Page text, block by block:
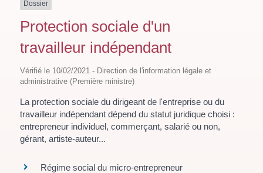
Dossier
Protection sociale d'un
travailleur indépendant
Vérifié le 10/02/2021 - Direction de l'information légale et
administrative (Première ministre)
La protection sociale du dirigeant de l'entreprise ou du
travailleur indépendant dépend du statut juridique choisi :
entrepreneur individuel, commerçant, salarié ou non,
gérant, artiste-auteur...
Régime social du micro-entrepreneur